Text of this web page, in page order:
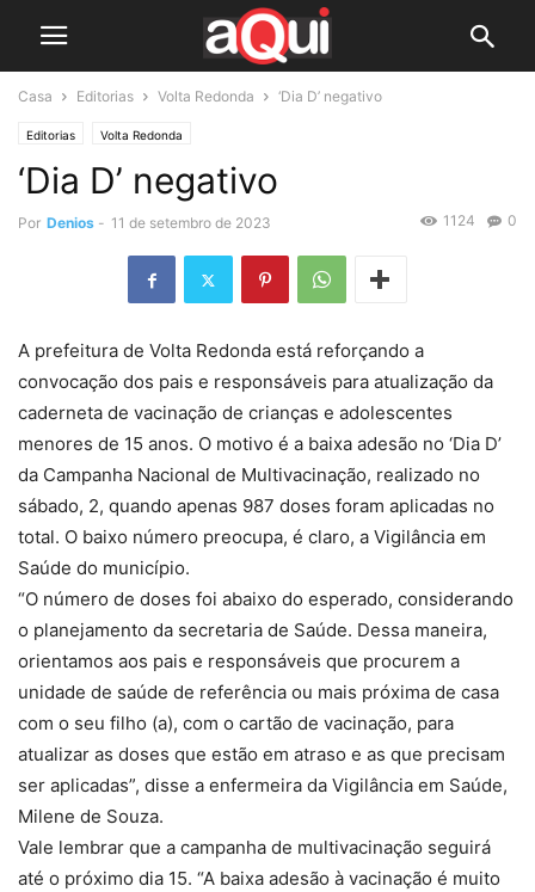
Casa Editorias Volta Redonda ‘Dia D’ negativo
Editorias Volta Redonda
‘Dia D’ negativo
Por Denios - 11 de setembro de 2023 0
1124
A prefeitura de Volta Redonda está reforçando a
convocação dos pais e responsáveis para atualização da
caderneta de vacinação de crianças e adolescentes
menores de 15 anos. O motivo é a baixa adesão no ‘Dia D’
da Campanha Nacional de Multivacinação, realizado no
sábado, 2, quando apenas 987 doses foram aplicadas no
total. O baixo número preocupa, é claro, a Vigilância em
Saúde do município.
“O número de doses foi abaixo do esperado, considerando
o planejamento da secretaria de Saúde. Dessa maneira,
orientamos aos pais e responsáveis que procurem a
unidade de saúde de referência ou mais próxima de casa
com o seu filho (a), com o cartão de vacinação, para
atualizar as doses que estão em atraso e as que precisam
ser aplicadas”, disse a enfermeira da Vigilância em Saúde,
Milene de Souza.
Vale lembrar que a campanha de multivacinação seguirá
até o próximo dia 15. “A baixa adesão à vacinação é muito